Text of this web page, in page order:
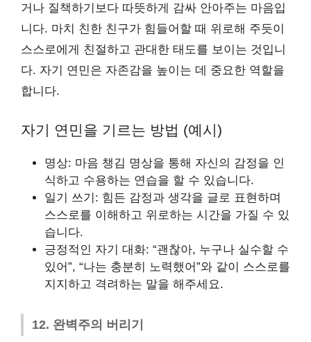
거나 질책하기보다 따뜻하게 감싸 안아주는 마음입
니다. 마치 친한 친구가 힘들어할 때 위로해 주듯이
스스로에게 친절하고 관대한 태도를 보이는 것입니
다. 자기 연민은 자존감을 높이는 데 중요한 역할을
합니다.
자기 연민을 기르는 방법 (예시)
명상: 마음 챙김 명상을 통해 자신의 감정을 인
식하고 수용하는 연습을 할 수 있습니다.
일기 쓰기: 힘든 감정과 생각을 글로 표현하며
스스로를 이해하고 위로하는 시간을 가질 수 있
습니다.
긍정적인 자기 대화: “괜찮아, 누구나 실수할 수
있어”, “나는 충분히 노력했어”와 같이 스스로를
지지하고 격려하는 말을 해주세요.
12. 완벽주의 버리기